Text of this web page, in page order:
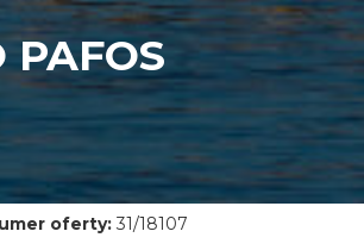
oferty: 31/18107